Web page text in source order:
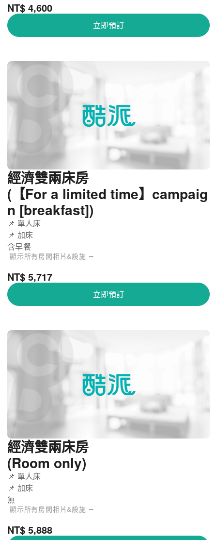
NT$ 4,600
立即預訂
經濟雙兩床房
(【For a limited time】campaig
n [breakfast])
📌 單人床
📌 加床
含早餐
顯示所有房間相片&設施 ⭢
NT$ 5,717
立即預訂
經濟雙兩床房
(Room only)
📌 單人床
📌 加床
無
顯示所有房間相片&設施 ⭢
NT$ 5,888